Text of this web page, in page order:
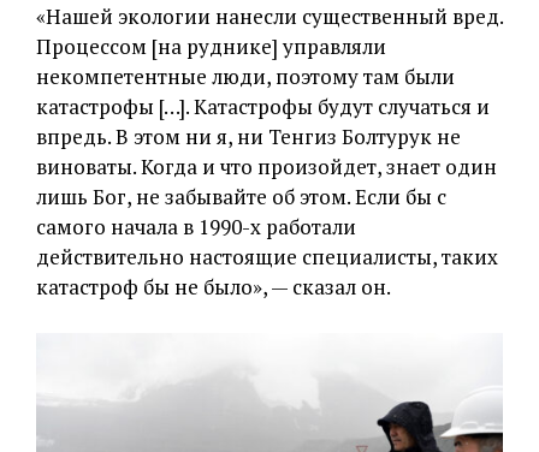
«Нашей экологии нанесли существенный вред.
Процессом [на руднике] управляли
некомпетентные люди, поэтому там были
катастрофы […]. Катастрофы будут случаться и
впредь. В этом ни я, ни Тенгиз Болтурук не
виноваты. Когда и что произойдет, знает один
лишь Бог, не забывайте об этом. Если бы с
самого начала в 1990-х работали
действительно настоящие специалисты, таких
катастроф бы не было», — сказал он.